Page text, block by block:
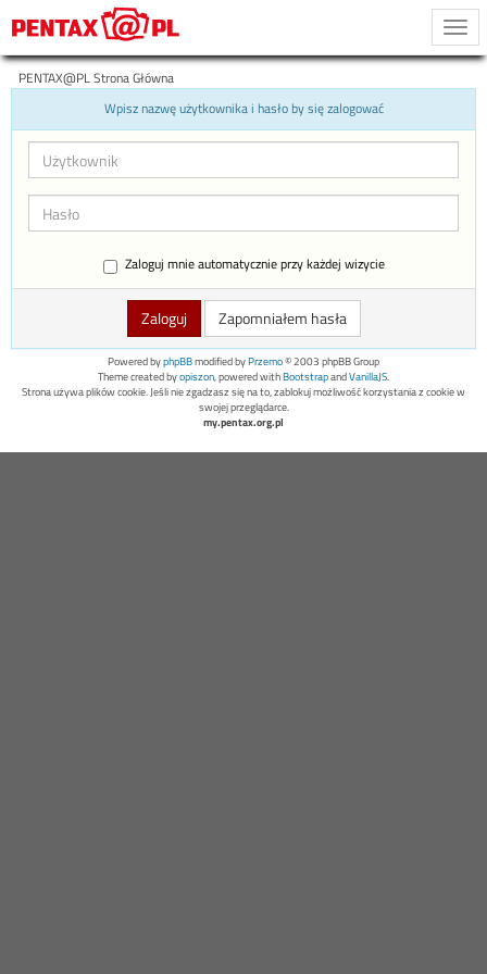
PENTAX@PL Strona Główna
Wpisz nazwę użytkownika i hasło by się zalogować
Zaloguj mnie automatycznie przy każdej wizycie
Zapomniałem hasła
Powered byphpBBmodified byPrzemo© 2003 phpBB Group
Theme created byopiszon, powered withBootstrapandVanillaJS.
Strona używa plików cookie. Jeśli nie zgadzasz się na to, zablokuj możliwość korzystania z cookie w
swojej przeglądarce.
my.pentax.org.pl